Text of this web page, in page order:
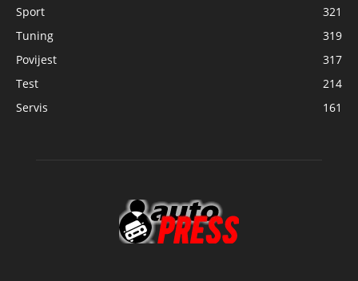
Sport
321
Tuning
319
Povijest
317
Test
214
Servis
161